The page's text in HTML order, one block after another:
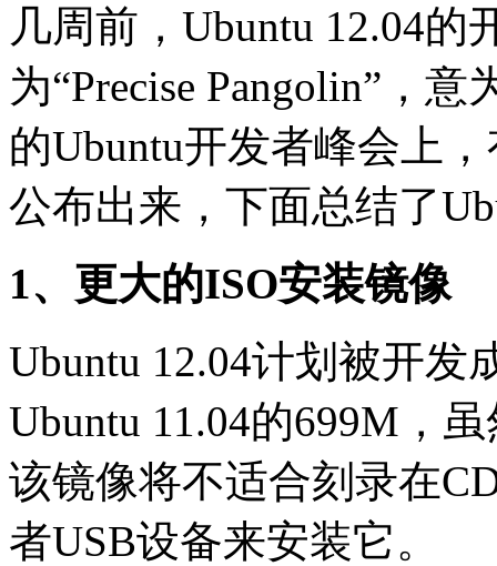
几周前，Ubuntu 12.04
为“Precise Pangolin”，
的Ubuntu开发者峰会上
公布出来，下面总结了
1、更大的ISO安装镜像
Ubuntu 12.04计划被开发
Ubuntu 11.04的699M，
该镜像将不适合刻录在
者USB设备来安装它